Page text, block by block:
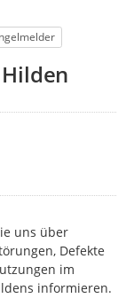
uns über
Defekte
im
informieren.